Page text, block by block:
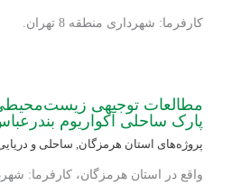
کارفرما: شهرداری منطقه 8 تهران.
مطالعات توجیهی
پارک ساحلی آکواریوم
پروژه‌های استان هرمزگان ساحلی و
واقع در استان هرمزگان، کارفرما: